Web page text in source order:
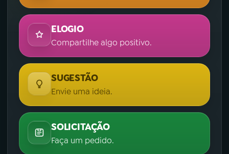
ELOGIO
Compartilhe algo positivo.
SUGESTÃO
Envie uma ideia.
SOLICITAÇÃO
Faça um pedido.